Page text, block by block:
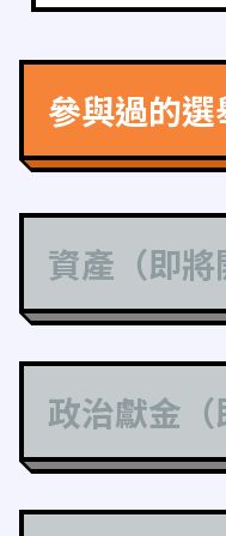
參與過的選
資產（即將
政治獻金（